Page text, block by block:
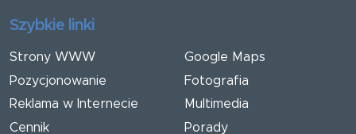
Szybkie linki
Strony WWW
Pozycjonowanie
Reklama w Internecie
Cennik
Google Maps
Fotografia
Multimedia
Porady